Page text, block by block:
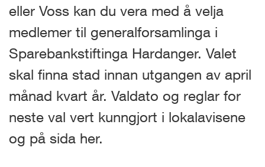
eller Voss kan du vera med å velja
medlemer til generalforsamlinga i
Sparebankstiftinga Hardanger. Valet
skal finna stad innan utgangen av april
månad kvart år. Valdato og reglar for
neste val vert kunngjort i lokalavisene
og på sida her.